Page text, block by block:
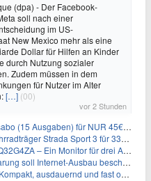
(dpa) - Der Facebook-
soll nach einer
im US-
New Mexico mehr als eine
Dollar für Hilfen an Kinder
durch Nutzung sozialer
Zudem müssen in dem
für Nutzer im Alter
[…] (00)
vor 2 Stunden
Ausgaben) für NUR 45€ (statt 198€)
Strada Sport 3 für 337,48€
– Ein Monitor für drei Arten von Spielen
soll Internet-Ausbau beschleunigen
ausdauernd und fast ohne Falte